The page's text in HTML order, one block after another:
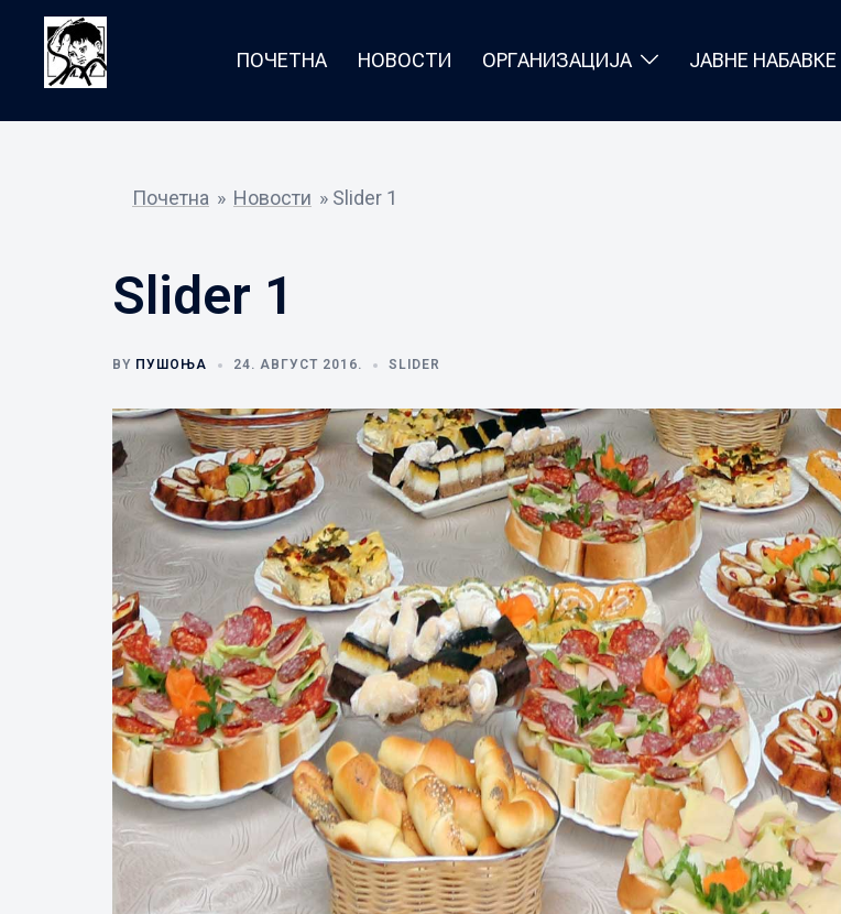
content
ПОЧЕТНА НОВОСТИ ОРГАНИЗАЦИЈА ЈАВНЕ НАБАВКЕ
Почетна » Новости » Slider 1
Slider 1
BY ПУШОЊА 24. АВГУСТ 2016. SLIDER